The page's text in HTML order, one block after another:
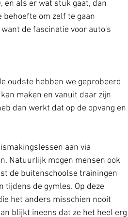
en als er wat stuk gaat, dan
behoefte om zelf te gaan
de fascinatie voor auto's
oudste hebben we geprobeerd
maken en vanuit daar zijn
dan werkt dat op de opvang en
aan via
Natuurlijk mogen mensen ook
de buitenschoolse trainingen
tijdens de gymles. Op deze
het anders misschien nooit
blijkt ineens dat ze het heel erg